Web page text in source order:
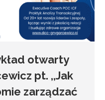
otwarty
pt. ,,Jak
zarządzać